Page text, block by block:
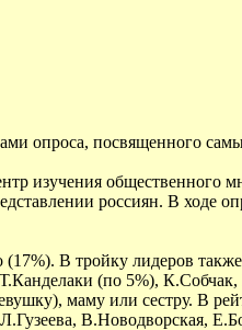
опроса, посвященного
изучения общественного
россиян. В ходе
В тройку лидеров
(по 5%),
маму или сестру. В
В.Новодворская,